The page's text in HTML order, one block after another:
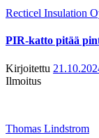
Recticel Insulation
PIR-katto pitää
Kirjoitettu
Ilmoitus
Thomas Lindstrom